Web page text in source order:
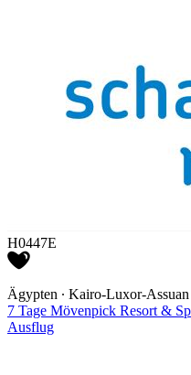
H0447E
Ägypten ∙ Kairo-Luxor-
7 Tage Mövenpick Resort &
Ausflug